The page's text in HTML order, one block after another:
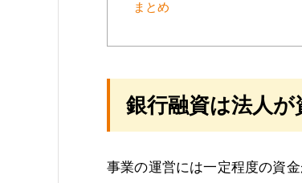
まとめ
銀行融資は法人
事業の運営には一定程度の資金